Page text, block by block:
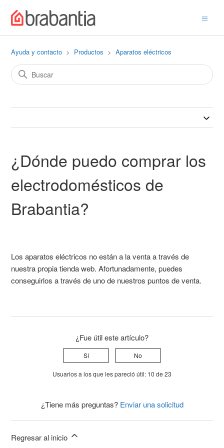
Ayuda y contacto Productos Aparatos eléctricos
¿Dónde puedo comprar los
electrodomésticos de
Brabantia?
Los aparatos eléctricos no están a la venta a través de
nuestra propia tienda web. Afortunadamente, puedes
conseguirlos a través de uno de nuestros puntos de venta.
¿Fue útil este artículo?
Sí No
Usuarios a los que les pareció útil: 10 de 23
¿Tiene más preguntas? Enviar una solicitud
Regresar al inicio